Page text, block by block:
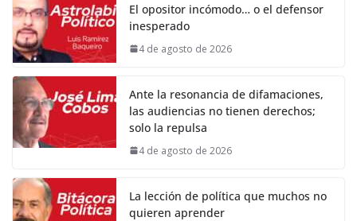
El opositor incómodo… o el defensor
inesperado
4 de agosto de 2026
Ante la resonancia de difamaciones,
las audiencias no tienen derechos;
solo la repulsa
4 de agosto de 2026
La lección de política que muchos no
quieren aprender